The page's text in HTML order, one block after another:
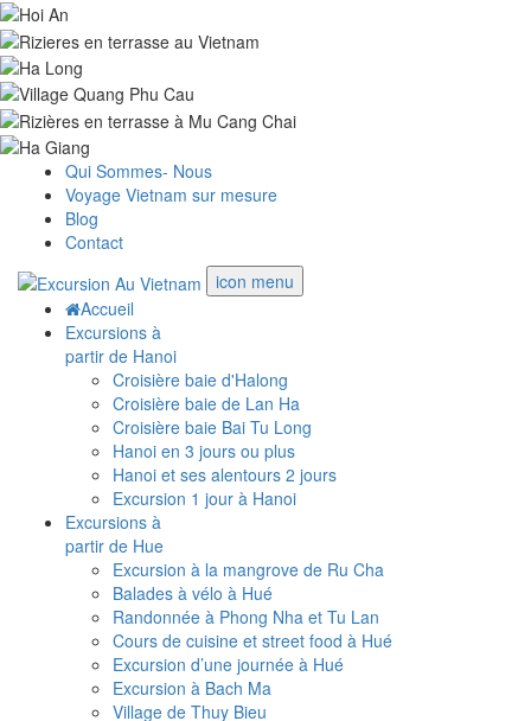
Qui Sommes- Nous
Voyage Vietnam sur mesure
Blog
Contact
icon menu
Accueil
Excursions à
partir de Hanoi
Croisière baie d'Halong
Croisière baie de Lan Ha
Croisière baie Bai Tu Long
Hanoi en 3 jours ou plus
Hanoi et ses alentours 2 jours
Excursion 1 jour à Hanoi
Excursions à
partir de Hue
Excursion à la mangrove de Ru Cha
Balades à vélo à Hué
Randonnée à Phong Nha et Tu Lan
Cours de cuisine et street food à Hué
Excursion d’une journée à Hué
Excursion à Bach Ma
Village de Thuy Bieu